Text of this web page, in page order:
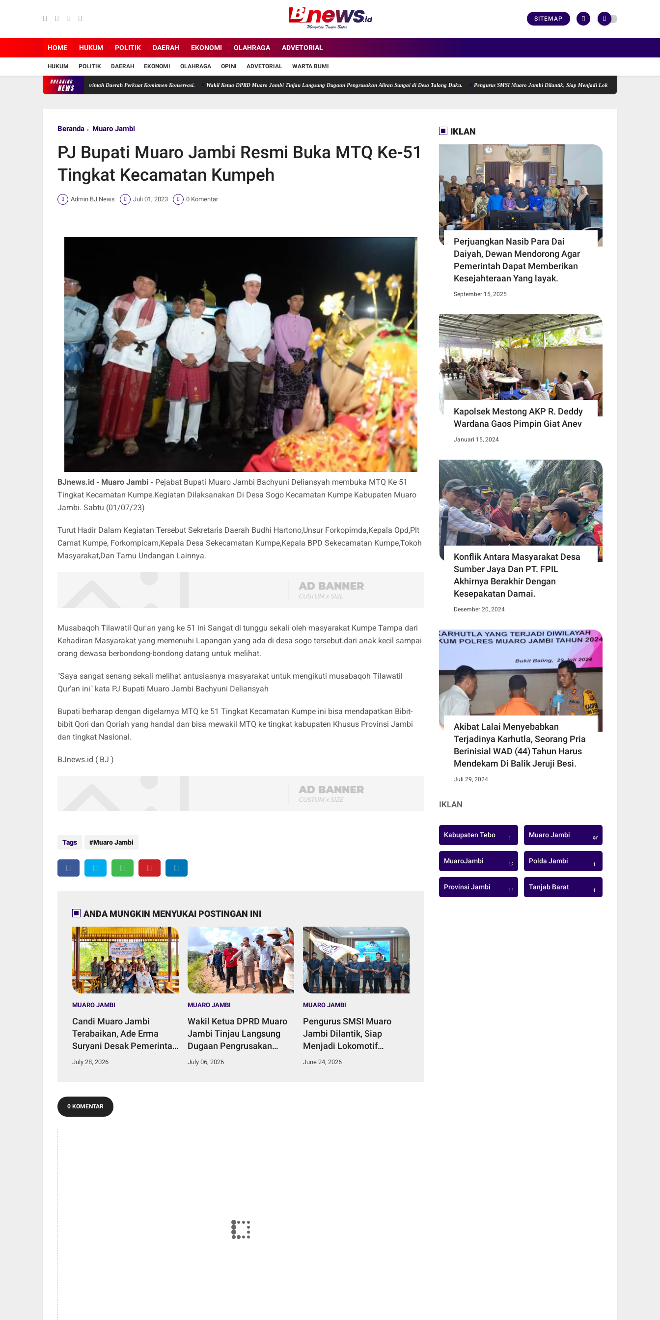
SITEMAP
HOME HUKUM POLITIK DAERAH EKONOMI OLAHRAGA ADVETORIAL
HUKUM POLITIK DAERAH EKONOMI OLAHRAGA OPINI ADVETORIAL WARTA BUMI
BREAKING
NEWS
Erma Suryani Desak Pemerintah Daerah Perkuat Komitmen Konservasi. Wakil Ketua DPRD Muaro Jambi Tinjau Langsung Dugaan Pengrusakan Aliran Sungai di Desa Talang Duku. Pengurus SMSI Muaro Jambi Dilantik, Siap Menjadi Lokomotif Penggerak Informasi
Beranda Muaro Jambi
PJ Bupati Muaro Jambi Resmi Buka MTQ Ke-51
Tingkat Kecamatan Kumpeh
Admin BJ News Juli 01, 2023 0 Komentar
BJnews.id - Muaro Jambi - Pejabat Bupati Muaro Jambi Bachyuni Deliansyah membuka MTQ Ke 51
Tingkat Kecamatan Kumpe.Kegiatan Dilaksanakan Di Desa Sogo Kecamatan Kumpe Kabupaten Muaro
Jambi. Sabtu (01/07/23)
Turut Hadir Dalam Kegiatan Tersebut Sekretaris Daerah Budhi Hartono,Unsur Forkopimda,Kepala Opd,Plt
Camat Kumpe, Forkompicam,Kepala Desa Sekecamatan Kumpe,Kepala BPD Sekecamatan Kumpe,Tokoh
Masyarakat,Dan Tamu Undangan Lainnya.
Musabaqoh Tilawatil Qur'an yang ke 51 ini Sangat di tunggu sekali oleh masyarakat Kumpe Tampa dari
Kehadiran Masyarakat yang memenuhi Lapangan yang ada di desa sogo tersebut.dari anak kecil sampai
orang dewasa berbondong-bondong datang untuk melihat.
"Saya sangat senang sekali melihat antusiasnya masyarakat untuk mengikuti musabaqoh Tilawatil
Qur'an ini" kata PJ Bupati Muaro Jambi Bachyuni Deliansyah
Bupati berharap dengan digelarnya MTQ ke 51 Tingkat Kecamatan Kumpe ini bisa mendapatkan Bibit-
bibit Qori dan Qoriah yang handal dan bisa mewakil MTQ ke tingkat kabupaten Khusus Provinsi Jambi
dan tingkat Nasional.
BJnews.id ( BJ )
Tags Muaro Jambi
ANDA MUNGKIN MENYUKAI POSTINGAN INI
MUARO JAMBI
Candi Muaro Jambi
Terabaikan, Ade Erma
Suryani Desak Pemerintah
Daerah Perkuat Komitmen
July 28, 2026
MUARO JAMBI
Wakil Ketua DPRD Muaro
Jambi Tinjau Langsung
Dugaan Pengrusakan
Aliran Sungai di Desa
July 06, 2026
MUARO JAMBI
Pengurus SMSI Muaro
Jambi Dilantik, Siap
Menjadi Lokomotif
Penggerak Informasi yang
June 24, 2026
0 KOMENTAR
IKLAN
Perjuangkan Nasib Para Dai
Daiyah, Dewan Mendorong Agar
Pemerintah Dapat Memberikan
Kesejahteraan Yang layak.
September 15, 2025
Kapolsek Mestong AKP R. Deddy
Wardana Gaos Pimpin Giat Anev
Januari 15, 2024
Konflik Antara Masyarakat Desa
Sumber Jaya Dan PT. FPIL
Akhirnya Berakhir Dengan
Kesepakatan Damai.
Desember 20, 2024
Akibat Lalai Menyebabkan
Terjadinya Karhutla, Seorang Pria
Berinisial WAD (44) Tahun Harus
Mendekam Di Balik Jeruji Besi.
Juli 29, 2024
IKLAN
Kabupaten Tebo 1 Muaro Jambi 906
MuaroJambi 137 Polda Jambi 1
Provinsi Jambi 113 Tanjab Barat 1